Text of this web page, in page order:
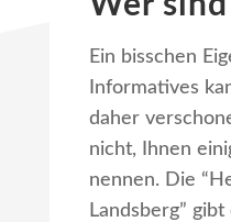
Ein bisschen
Informatives
daher
nicht, Ihnen
nennen. Die
Landsberg”